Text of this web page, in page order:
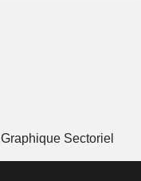
Graphique Sectoriel